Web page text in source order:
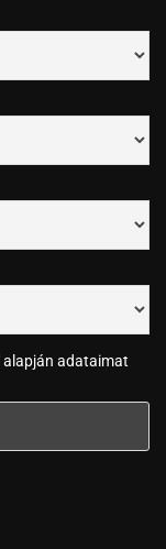
alapján adataimat